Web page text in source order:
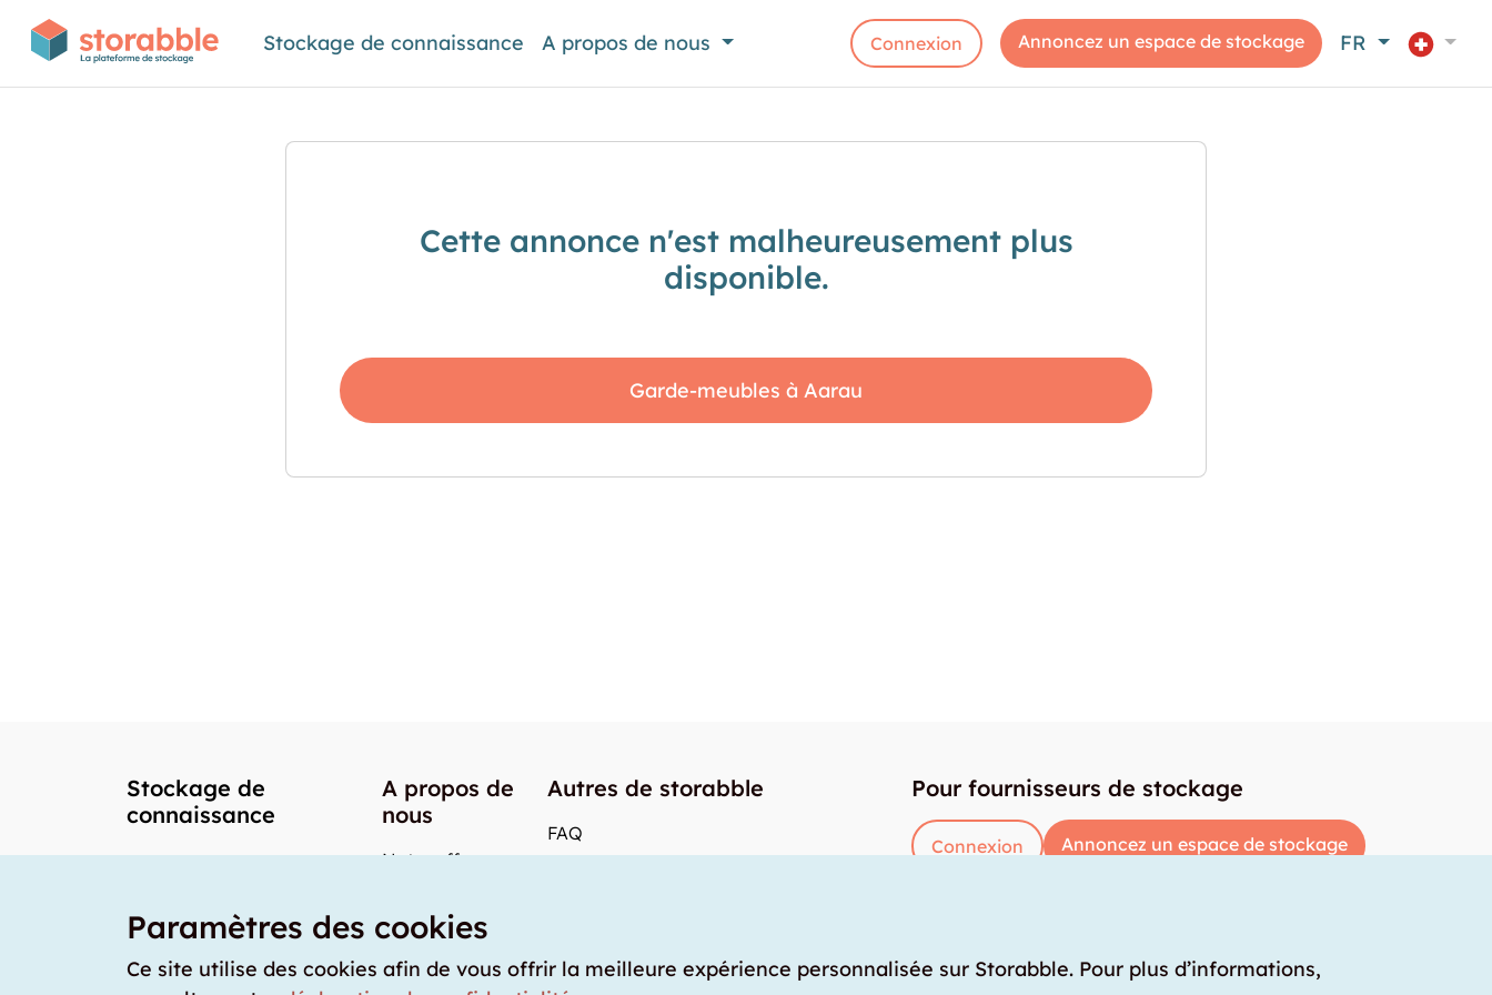
Stockage de connaissance A propos de nous Connexion Annoncez un espace de stockage FR
Cette annonce n'est malheureusement plus
disponible.
Garde-meubles à Aarau
Stockage de
connaissance
A propos de
nous
Notre offre
Notre team
Nos prix
Autres de storabble
FAQ
Quel est le tarif moyen d'un garde-meuble?
Pour fournisseurs de stockage
Connexion Annoncez un espace de stockage
Paramètres des cookies
Ce site utilise des cookies afin de vous offrir la meilleure expérience personnalisée sur Storabble. Pour plus d’informations,